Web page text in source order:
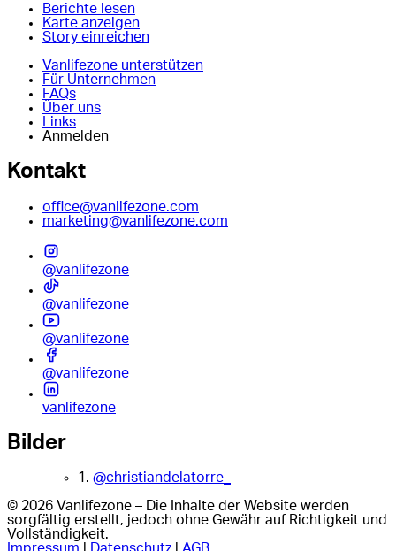
Berichte lesen
Karte anzeigen
Story einreichen
Vanlifezone unterstützen
Für Unternehmen
FAQs
Über uns
Links
Anmelden
Kontakt
office@vanlifezone.com
marketing@vanlifezone.com
@vanlifezone
@vanlifezone
@vanlifezone
@vanlifezone
vanlifezone
Bilder
1. @christiandelatorre_
© 2026 Vanlifezone – Die Inhalte der Website werden
sorgfältig erstellt, jedoch ohne Gewähr auf Richtigkeit und
Vollständigkeit.